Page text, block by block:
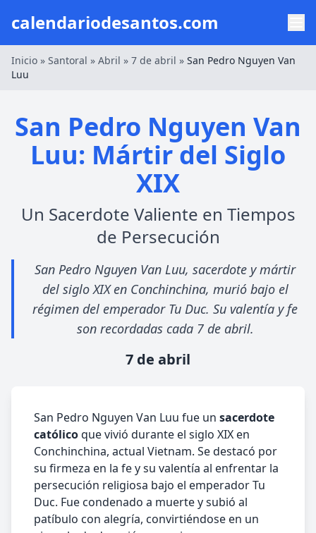
calendariodesantos.com
Inicio » Santoral » Abril » 7 de abril » San Pedro Nguyen Van
Luu
San Pedro Nguyen Van
Luu: Mártir del Siglo
XIX
Un Sacerdote Valiente en Tiempos
de Persecución
San Pedro Nguyen Van Luu, sacerdote y mártir
del siglo XIX en Conchinchina, murió bajo el
régimen del emperador Tu Duc. Su valentía y fe
son recordadas cada 7 de abril.
7 de abril
San Pedro Nguyen Van Luu fue un sacerdote
católicoque vivió durante el siglo XIX en
Conchinchina, actual Vietnam. Se destacó por
su firmeza en la fe y su valentía al enfrentar la
persecución religiosa bajo el emperador Tu
Duc. Fue condenado a muerte y subió al
patíbulo con alegría, convirtiéndose en un